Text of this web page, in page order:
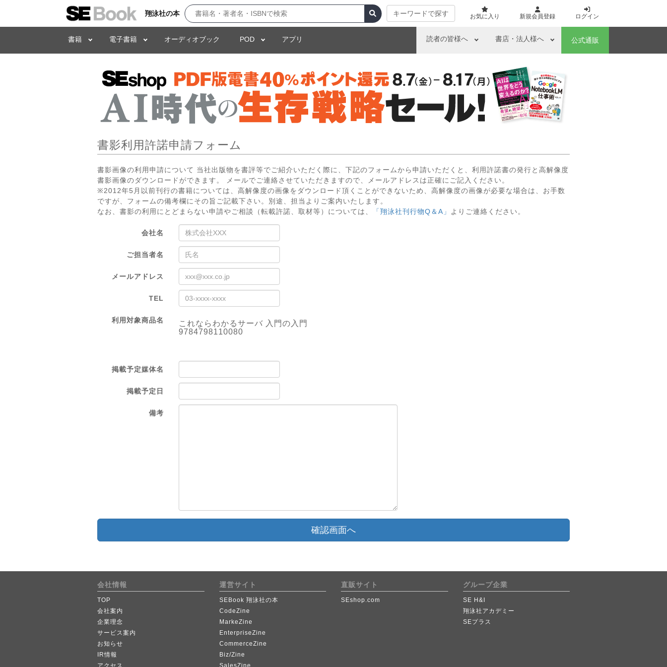
翔泳社の本 キーワードで探す お気に入り 新規会員登録 ログイン
書籍 電子書籍 オーディオブック POD アプリ 読者の皆様へ 書店・法人様へ 公式通販
書影利用許諾申請フォーム
書影画像の利用申請について 当社出版物を書評等でご紹介いただく際に、下記のフォームから申請いただくと、利用許諾書の発行と高解像度
書影画像のダウンロードができます。 メールでご連絡させていただきますので、メールアドレスは正確にご記入ください。
※2012年5月以前刊行の書籍については、高解像度の画像をダウンロード頂くことができないため、高解像度の画像が必要な場合は、お手数
ですが、フォームの備考欄にその旨ご記載下さい。別途、担当よりご案内いたします。
なお、書影の利用にとどまらない申請やご相談（転載許諾、取材等）については、
「翔泳社刊行物Q＆A」 よりご連絡ください。
会社名
ご担当者名
メールアドレス
TEL
利用対象商品名
これならわかるサーバ 入門の入門
9784798110080
掲載予定媒体名
掲載予定日
備考
確認画面へ
会社情報
TOP
会社案内
企業理念
サービス案内
お知らせ
IR情報
アクセス
運営サイト
SEBook 翔泳社の本
CodeZine
MarkeZine
EnterpriseZine
CommerceZine
Biz/Zine
SalesZine
直販サイト
SEshop.com
グループ企業
SE H&I
翔泳社アカデミー
SEプラス